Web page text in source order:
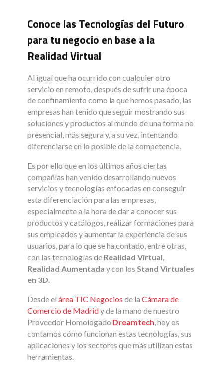
Conoce las Tecnologías del Futuro
para tu negocio en base a la
Realidad Virtual
Al igual que ha ocurrido con cualquier otro
servicio en remoto, después de sufrir una época
de confinamiento como la que hemos pasado, las
empresas han tenido que seguir mostrando sus
soluciones y productos al mundo de una forma no
presencial, más segura y, a su vez, intentando
diferenciarse en lo posible de la competencia.
Es por ello que en los últimos años ciertas
compañías han venido desarrollando nuevos
servicios y tecnologías enfocadas en conseguir
esta diferenciación para las empresas,
especialmente a la hora de dar a conocer sus
productos y catálogos, realizar formaciones para
sus empleados y aumentar la experiencia de sus
usuarios, para lo que se ha contado, entre otras,
con las tecnologías de Realidad Virtual,
Realidad Aumentada y con los Stand Virtuales
en 3D.
Desde el área TIC Negocios de la Cámara de
Comercio de Madridy de la mano de nuestro
Proveedor Homologado Dreamtech, hoy os
contamos cómo funcionan estas tecnologías, sus
aplicaciones y los sectores que más utilizan estas
herramientas.